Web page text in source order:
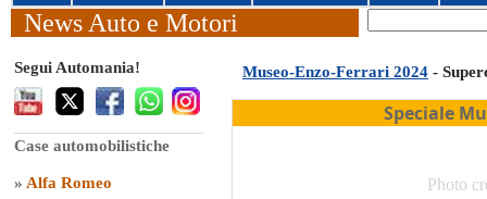
News Auto e Motori
Segui Automania!
Case automobilistiche
» Alfa Romeo
Museo-Enzo-Ferrari 2024 -
Speciale
Photo